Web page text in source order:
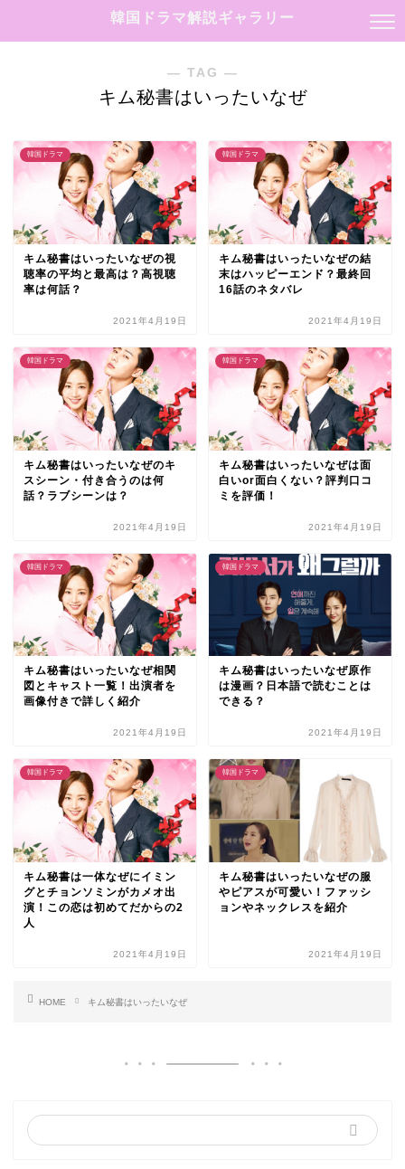
韓国ドラマ解説ギャラリー
― TAG ―
キム秘書はいったいなぜ
韓国ドラマ
キム秘書はいったいなぜの視
聴率の平均と最高は？高視聴
率は何話？
2021年4月19日
韓国ドラマ
キム秘書はいったいなぜの結
末はハッピーエンド？最終回
16話のネタバレ
2021年4月19日
韓国ドラマ
キム秘書はいったいなぜのキ
スシーン・付き合うのは何
話？ラブシーンは？
2021年4月19日
韓国ドラマ
キム秘書はいったいなぜは面
白いor面白くない？評判口コ
ミを評価！
2021年4月19日
韓国ドラマ
キム秘書はいったいなぜ相関
図とキャスト一覧！出演者を
画像付きで詳しく紹介
2021年4月19日
韓国ドラマ
キム秘書はいったいなぜ原作
は漫画？日本語で読むことは
できる？
2021年4月19日
韓国ドラマ
キム秘書は一体なぜにイミン
グとチョンソミンがカメオ出
演！この恋は初めてだからの2
人
2021年4月19日
韓国ドラマ
キム秘書はいったいなぜの服
やピアスが可愛い！ファッシ
ョンやネックレスを紹介
2021年4月19日
HOME キム秘書はいったいなぜ